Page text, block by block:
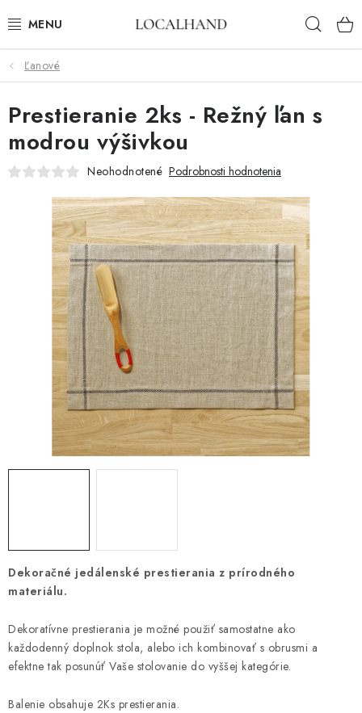
na
BYTOVÝ TEXTIL
METROVÝ TEXTIL
JAR/LETO 2026
VÝPREDAJ
ČALÚNIME A ŠIJEME NA MIERU
KONTAKTY
ČALÚNENIE
Platba a doprava
Reklamačný poriadok
Všeobecné obchodné podmienky
Ako využíváme cookies
Ochrana osobných údajov
Odstúpenie od zmluvy
Ľanové
Dekoračné jedálenské prestierania z prírodného
materiálu.
Dekoratívne prestierania je možné použiť samostatne ako
každodenný doplnok stola, alebo ich kombinovať s obrusmi a
efektne tak posunúť Vaše stolovanie do vyššej kategórie.
Balenie obsahuje 2Ks prestierania.
Prestieranie 2ks - Režný ľan s
modrou výšivkou
Neohodnotené Podrobnosti hodnotenia